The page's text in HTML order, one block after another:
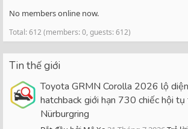
No members online now.
Total: 612 (members: 0, guests: 612)
Tin thế giới
Toyota GRMN Corolla 2026 lộ
hatchback giới hạn 730 chiếc hội tụ
Nürburgring